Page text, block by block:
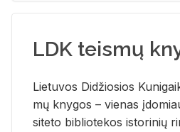
LDK teismų
Lie­tu­vos Di­džio­sios
mų kny­gos – vie­nas
si­te­to bi­b­lio­te­kos is­to­ri­nių